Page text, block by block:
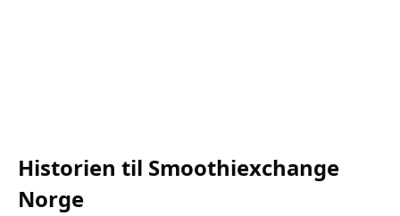
Historien til Smoothiexchange
Norge